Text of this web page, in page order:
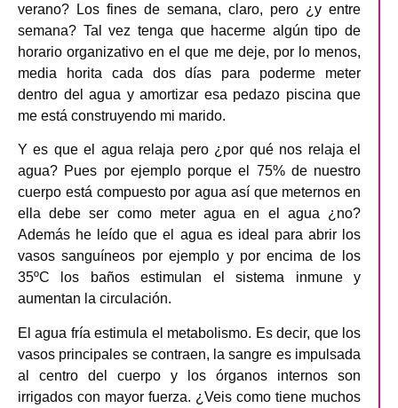
verano? Los fines de semana, claro, pero ¿y entre
semana? Tal vez tenga que hacerme algún tipo de
horario organizativo en el que me deje, por lo menos,
media horita cada dos días para poderme meter
dentro del agua y amortizar esa pedazo piscina que
me está construyendo mi marido.
Y es que el agua relaja pero ¿por qué nos relaja el
agua? Pues por ejemplo porque el 75% de nuestro
cuerpo está compuesto por agua así que meternos en
ella debe ser como meter agua en el agua ¿no?
Además he leído que el agua es ideal para abrir los
vasos sanguíneos por ejemplo y por encima de los
35ºC los baños estimulan el sistema inmune y
aumentan la circulación.
El agua fría estimula el metabolismo. Es decir, que los
vasos principales se contraen, la sangre es impulsada
al centro del cuerpo y los órganos internos son
irrigados con mayor fuerza. ¿Veis como tiene muchos